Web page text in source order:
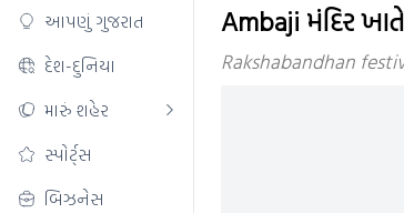
આપણું ગુજરાત
દેશ-દુનિયા
મારું શહેર
સ્પોર્ટ્સ
બિઝનેસ
Ambaji મંદિર
Rakshabandhan